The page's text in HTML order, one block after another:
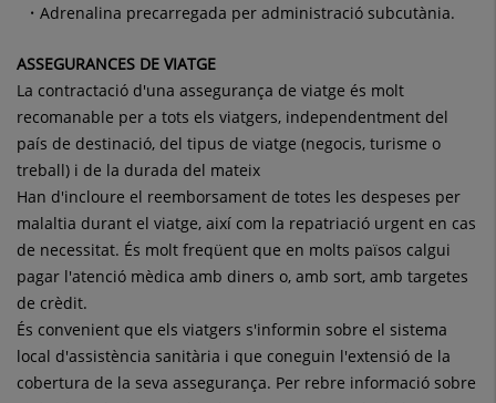
Adrenalina precarregada per administració subcutània.
ASSEGURANCES DE VIATGE
La contractació d'una assegurança de viatge és molt
recomanable per a tots els viatgers, independentment del
país de destinació, del tipus de viatge (negocis, turisme o
treball) i de la durada del mateix
Han d'incloure el reemborsament de totes les despeses per
malaltia durant el viatge, així com la repatriació urgent en cas
de necessitat. És molt freqüent que en molts països calgui
pagar l'atenció mèdica amb diners o, amb sort, amb targetes
de crèdit.
És convenient que els viatgers s'informin sobre el sistema
local d'assistència sanitària i que coneguin l'extensió de la
cobertura de la seva assegurança. Per rebre informació sobre